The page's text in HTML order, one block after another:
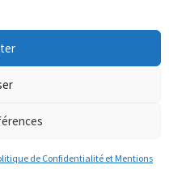
de Confidentialité et Mentions
Actualités
loi RGPD
améliorer les performance et
de votre accord pour